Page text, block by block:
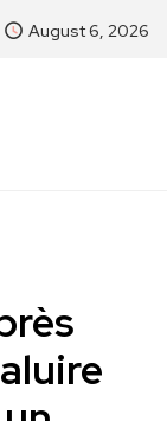
August 6, 2026